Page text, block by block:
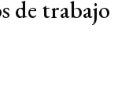
de trabajo